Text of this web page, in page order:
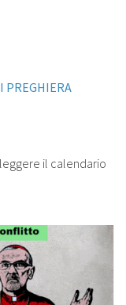
PREGHIERA
il calendario